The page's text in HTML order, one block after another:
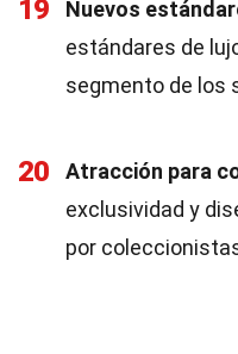
19 Nuevos
estándares de
segmento de los
20 Atracción para
exclusividad y
por